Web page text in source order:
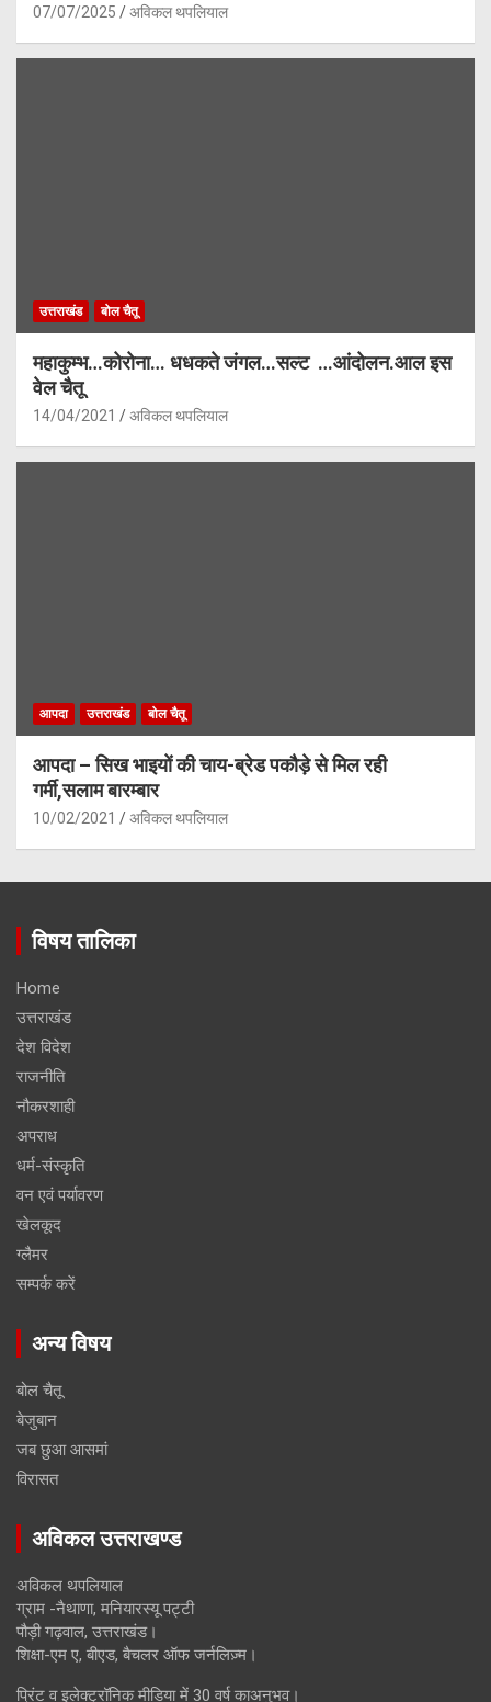
07/07/2025 अविकल थपलियाल
उत्तराखंड बोल चैतू
महाकुम्भ…कोरोना… धधकते जंगल…सल्ट …आंदोलन.आल इस
वेल चैतू
14/04/2021 अविकल थपलियाल
आपदा उत्तराखंड बोल चैतू
आपदा – सिख भाइयों की चाय-ब्रेड पकौड़े से मिल रही
गर्मी,सलाम बारम्बार
10/02/2021 अविकल थपलियाल
विषय तालिका
Home
उत्तराखंड
देश विदेश
राजनीति
नौकरशाही
अपराध
धर्म-संस्कृति
वन एवं पर्यावरण
खेलकूद
ग्लैमर
सम्पर्क करें
अन्य विषय
बोल चैतू
बेजुबान
जब छुआ आसमां
विरासत
अविकल उत्तराखण्ड
अविकल थपलियाल
ग्राम -नैथाणा, मनियारस्यू पट्टी
पौड़ी गढ़वाल, उत्तराखंड।
शिक्षा-एम ए, बीएड, बैचलर ऑफ जर्नलिज़्म।
प्रिंट व इलेक्ट्रॉनिक मीडिया में 30 वर्ष काअनुभव।